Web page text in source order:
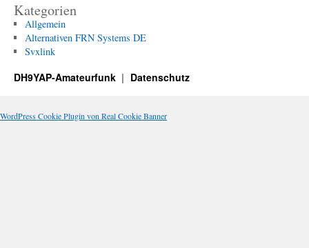
Kategorien
Allgemein
Alternativen FRN Systems DE
Svxlink
DH9YAP-Amateurfunk Datenschutz
WordPress Cookie Plugin von Real Cookie Banner